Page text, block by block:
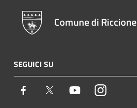
Comune di Riccione
SEGUICI SU
Facebook Twitter YoutubeInstagram